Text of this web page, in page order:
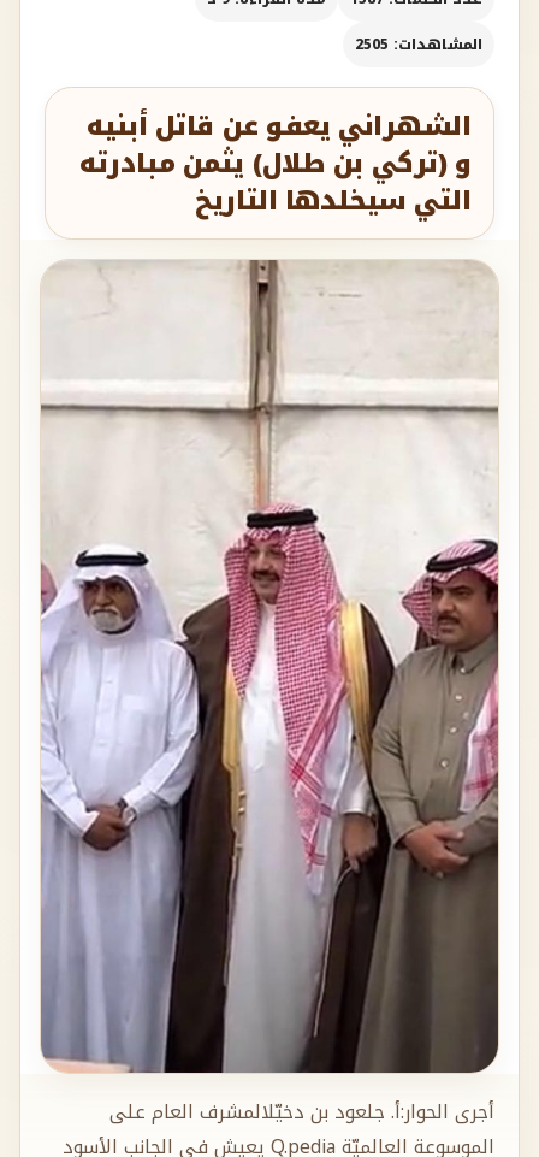
المشاهدات: 2505
الشهراني يعفو عن قاتل أبنيه
و (تركي بن طلال) يثمن مبادرته
التي سيخلدها التاريخ
أجرى الحوار:أ. جلعود بن دخيّلالمشرف العام على
الموسوعة العالميّة Q.pedia يعيش في الجانب الأسود